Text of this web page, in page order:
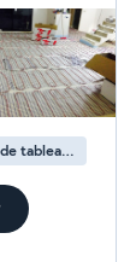
Raccordement de tableau électrique